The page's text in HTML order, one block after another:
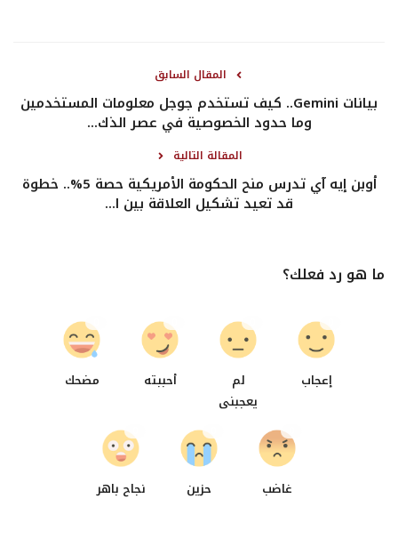
المقال السابق
بيانات Gemini.. كيف تستخدم جوجل معلومات المستخدمين
وما حدود الخصوصية في عصر الذك...
المقالة التالية
أوبن إيه آي تدرس منح الحكومة الأمريكية حصة 5%.. خطوة
قد تعيد تشكيل العلاقة بين ا...
ما هو رد فعلك؟
إعجاب
لم
يعجبنى
أحببته مضحك
غاضب
0
حزين نجاح باهر